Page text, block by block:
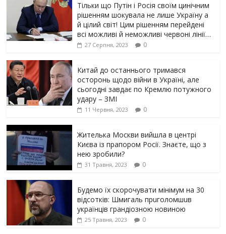
Тільки що Путін і Росія своїм цинічним
рішенням шoкyвaлa не лише Україну а
й цілий світ! Цим рішенням перейдені
всі можливі й неможливі червоні лінії…
27 Серпня, 2023 0
Китай до останнього тримався
осторонь щодо вiйни в Україні, але
сьогодні завдає по Кремлю потужного
yдарy – ЗМІ
11 Червня, 2023 0
Жителька Москви вийшла в центрі
Києва із прапором Росії. Знаєте, що з
нею зробили?
31 Травня, 2023 0
Будемо їх скорочувати мінімум на 30
відсотків: Шмигаль прuголомшuв
українців грaндіoзнoю новиною
25 Травня, 2023 0